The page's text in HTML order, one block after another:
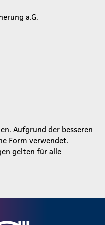
a.G.
Aufgrund der besseren
Form verwendet.
gelten für alle